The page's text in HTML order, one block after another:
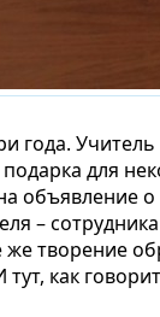
года.
для
объявление
–
творение
как